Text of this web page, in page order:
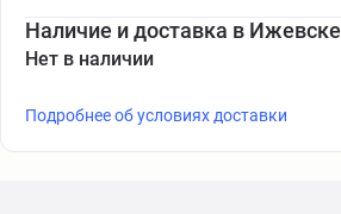
Наличие и доставка в Ижевске
Нет в наличии
Подробнее об условиях доставки